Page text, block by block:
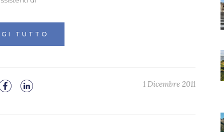
TUTTO
1 Dicembre 2011